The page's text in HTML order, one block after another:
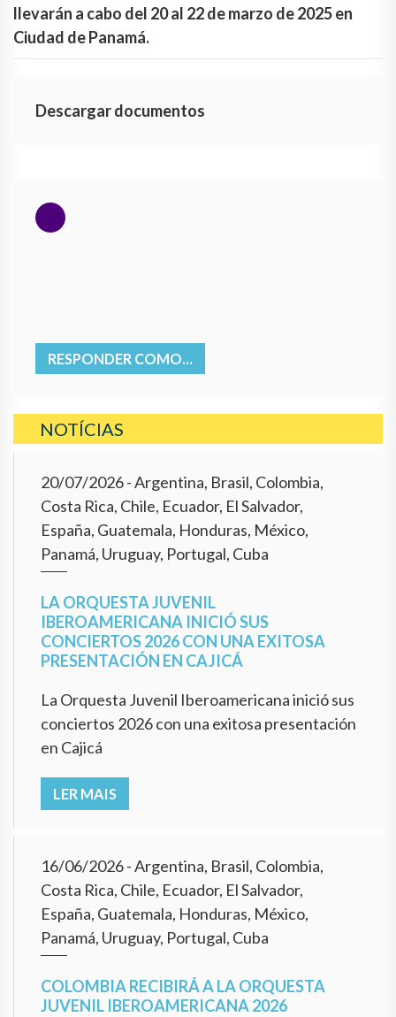
llevarán a cabo del 20 al 22 de marzo de 2025 en
Ciudad de Panamá.
Descargar documentos
RESPONDER COMO...
NOTÍCIAS
20/07/2026- Argentina, Brasil, Colombia,
Costa Rica, Chile, Ecuador, El Salvador,
España, Guatemala, Honduras, México,
Panamá, Uruguay, Portugal, Cuba
LA ORQUESTA JUVENIL
IBEROAMERICANA INICIÓ SUS
CONCIERTOS 2026 CON UNA EXITOSA
PRESENTACIÓN EN CAJICÁ
La Orquesta Juvenil Iberoamericana inició sus
conciertos 2026 con una exitosa presentación
en Cajicá
LER MAIS
16/06/2026- Argentina, Brasil, Colombia,
Costa Rica, Chile, Ecuador, El Salvador,
España, Guatemala, Honduras, México,
Panamá, Uruguay, Portugal, Cuba
COLOMBIA RECIBIRÁ A LA ORQUESTA
JUVENIL IBEROAMERICANA 2026